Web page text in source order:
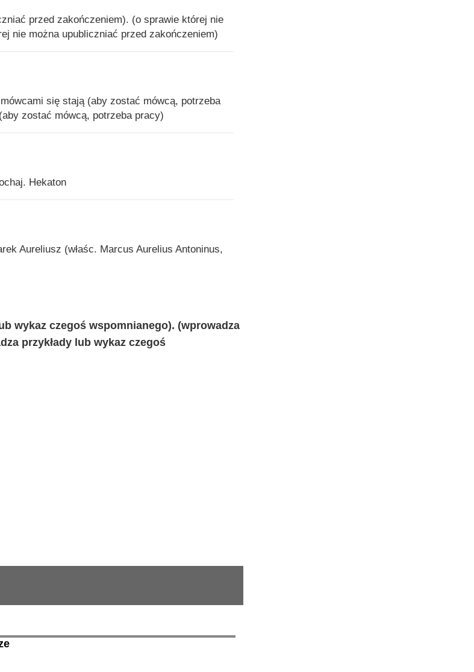
przed zakończeniem). (o sprawie której nie
nie można upubliczniać przed zakończeniem)
się stają (aby zostać mówcą, potrzeba
zostać mówcą, potrzeba pracy)
Hekaton
Aureliusz (właśc. Marcus Aurelius Antoninus,
wykaz czegoś wspomnianego). (wprowadza
przykłady lub wykaz czegoś